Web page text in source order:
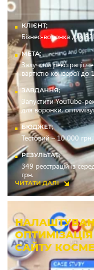
КЛІЄНТ;
Бізнес-воронка для
МЕТА;
Залучити реєстрації
вартістю конверсії до
ЗАВДАННЯ;
Запустити YouTube-
для воронки,
БЮДЖЕТ;
Тестовий – 10 000
РЕЗУЛЬТАТ;
349 реєстрацій із
грн.
ЧИТАТИ ДАЛІ
ОПТИМІЗАЦІЯ
САЙТУ